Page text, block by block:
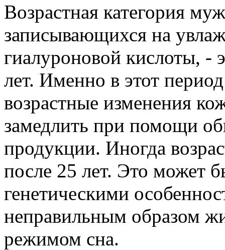
Возрастная категория
записывающихся на
гиалуроновой кислоты, -
лет. Именно в этот
возрастные изменения
замедлить при помощи
продукции. Иногда
после 25 лет. Это может
генетическими
неправильным образом
режимом сна.